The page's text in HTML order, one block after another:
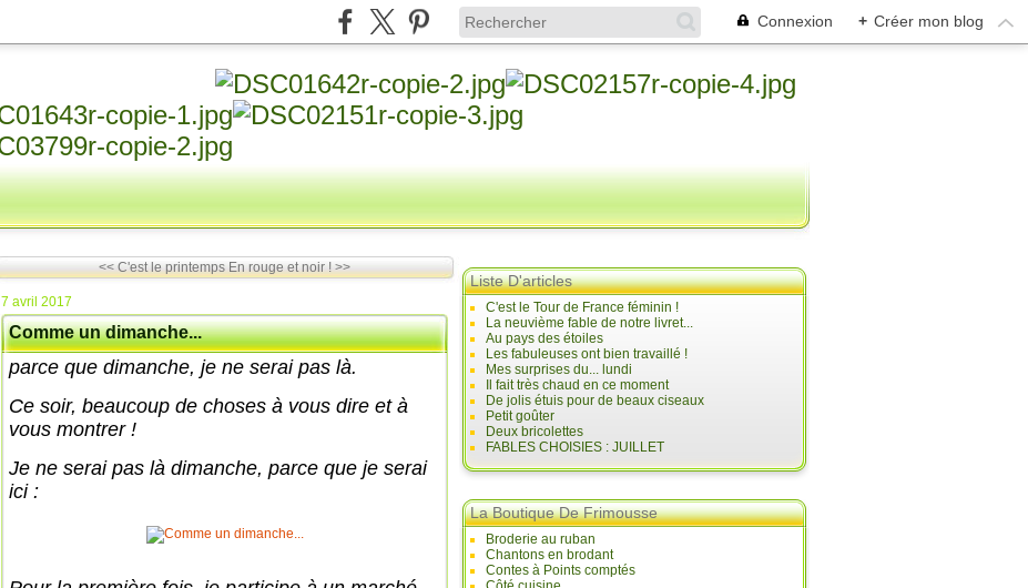
Connexion + Créer mon blog
<< C'est le printemps En rouge et noir ! >>
7 avril 2017
Comme un dimanche...
parce que dimanche, je ne serai pas là.
Ce soir, beaucoup de choses à vous dire et à
vous montrer !
Je ne serai pas là dimanche, parce que je serai
ici :
Liste D'articles
C'est le Tour de France féminin !
La neuvième fable de notre livret...
Au pays des étoiles
Les fabuleuses ont bien travaillé !
Mes surprises du... lundi
Il fait très chaud en ce moment
De jolis étuis pour de beaux ciseaux
Petit goûter
Deux bricolettes
FABLES CHOISIES : JUILLET
La Boutique De Frimousse
Broderie au ruban
Chantons en brodant
Contes à Points comptés